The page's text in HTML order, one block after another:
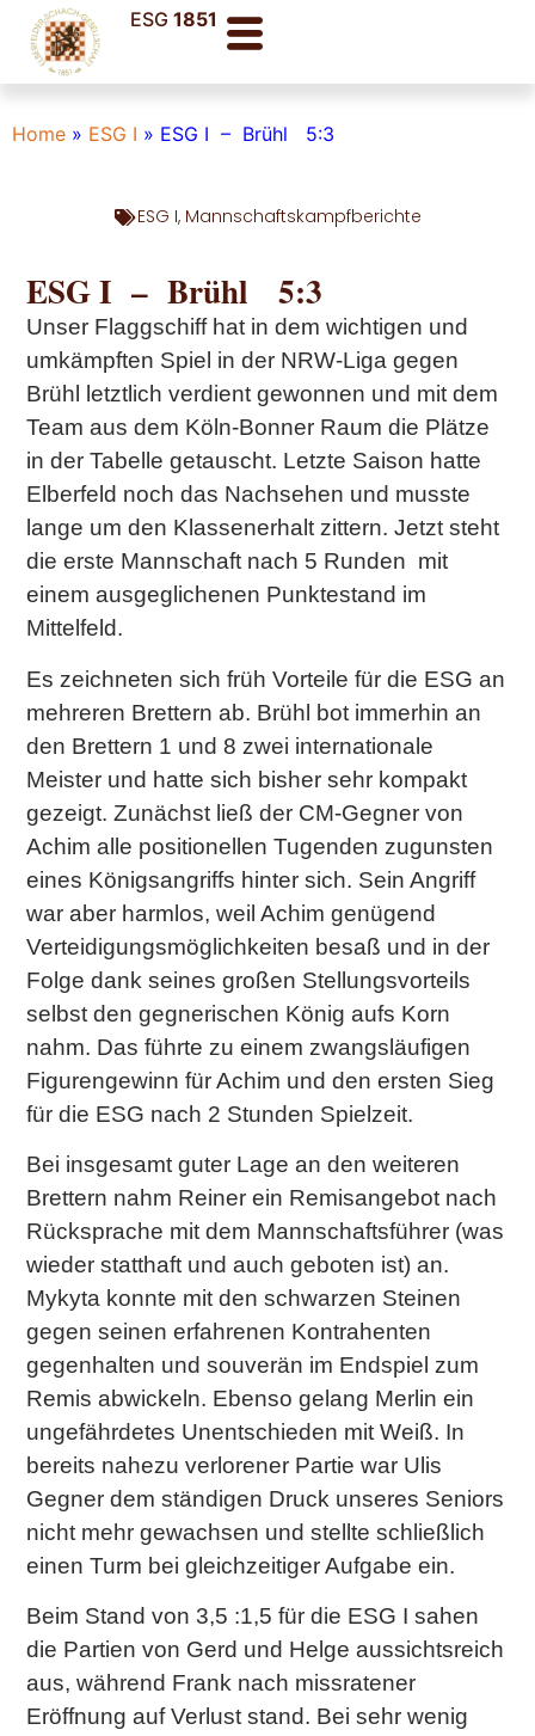
ESG1851
Home » ESG I » ESG I – Brühl 5:3
ESG I, Mannschaftskampfberichte
ESG I – Brühl 5:3
Unser Flaggschiff hat in dem wichtigen und
umkämpften Spiel in der NRW-Liga gegen
Brühl letztlich verdient gewonnen und mit dem
Team aus dem Köln-Bonner Raum die Plätze
in der Tabelle getauscht. Letzte Saison hatte
Elberfeld noch das Nachsehen und musste
lange um den Klassenerhalt zittern. Jetzt steht
die erste Mannschaft nach 5 Runden mit
einem ausgeglichenen Punktestand im
Mittelfeld.
Es zeichneten sich früh Vorteile für die ESG an
mehreren Brettern ab. Brühl bot immerhin an
den Brettern 1 und 8 zwei internationale
Meister und hatte sich bisher sehr kompakt
gezeigt. Zunächst ließ der CM-Gegner von
Achim alle positionellen Tugenden zugunsten
eines Königsangriffs hinter sich. Sein Angriff
war aber harmlos, weil Achim genügend
Verteidigungsmöglichkeiten besaß und in der
Folge dank seines großen Stellungsvorteils
selbst den gegnerischen König aufs Korn
nahm. Das führte zu einem zwangsläufigen
Figurengewinn für Achim und den ersten Sieg
für die ESG nach 2 Stunden Spielzeit.
Bei insgesamt guter Lage an den weiteren
Brettern nahm Reiner ein Remisangebot nach
Rücksprache mit dem Mannschaftsführer (was
wieder statthaft und auch geboten ist) an.
Mykyta konnte mit den schwarzen Steinen
gegen seinen erfahrenen Kontrahenten
gegenhalten und souverän im Endspiel zum
Remis abwickeln. Ebenso gelang Merlin ein
ungefährdetes Unentschieden mit Weiß. In
bereits nahezu verlorener Partie war Ulis
Gegner dem ständigen Druck unseres Seniors
nicht mehr gewachsen und stellte schließlich
einen Turm bei gleichzeitiger Aufgabe ein.
Beim Stand von 3,5 :1,5 für die ESG I sahen
die Partien von Gerd und Helge aussichtsreich
aus, während Frank nach missratener
Eröffnung auf Verlust stand. Bei sehr wenig